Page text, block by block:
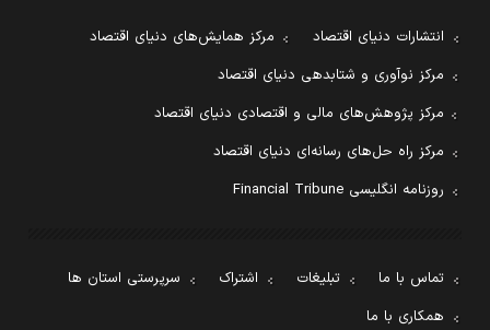
انتشارات دنیای اقتصاد
مرکز همایش‌های دنیای اقتصاد
مرکز نوآوری و شتابدهی دنیای اقتصاد
مرکز پژوهش‌های مالی و اقتصادی دنیای اقتصاد
مرکز راه حل‌های رسانه‌ای دنیای اقتصاد
روزنامه انگلیسی Financial Tribune
تماس با ما تبلیغات اشتراک
سرپرستی استان ها
همکاری با ما